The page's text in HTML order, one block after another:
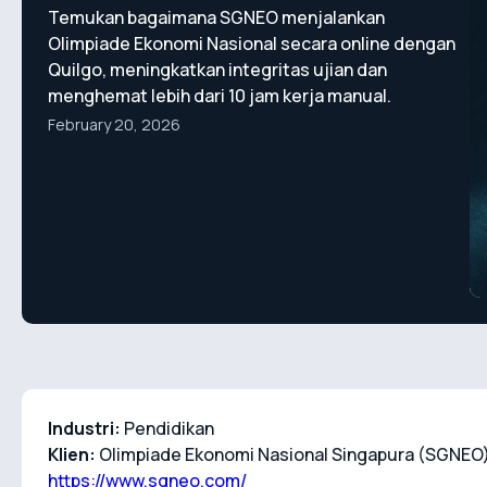
Temukan bagaimana SGNEO menjalankan
Olimpiade Ekonomi Nasional secara online dengan
Quilgo, meningkatkan integritas ujian dan
menghemat lebih dari 10 jam kerja manual.
February 20, 2026
Industri: Pendidikan
Klien: Olimpiade Ekonomi Nasional Singapura
https://www.sgneo.com/